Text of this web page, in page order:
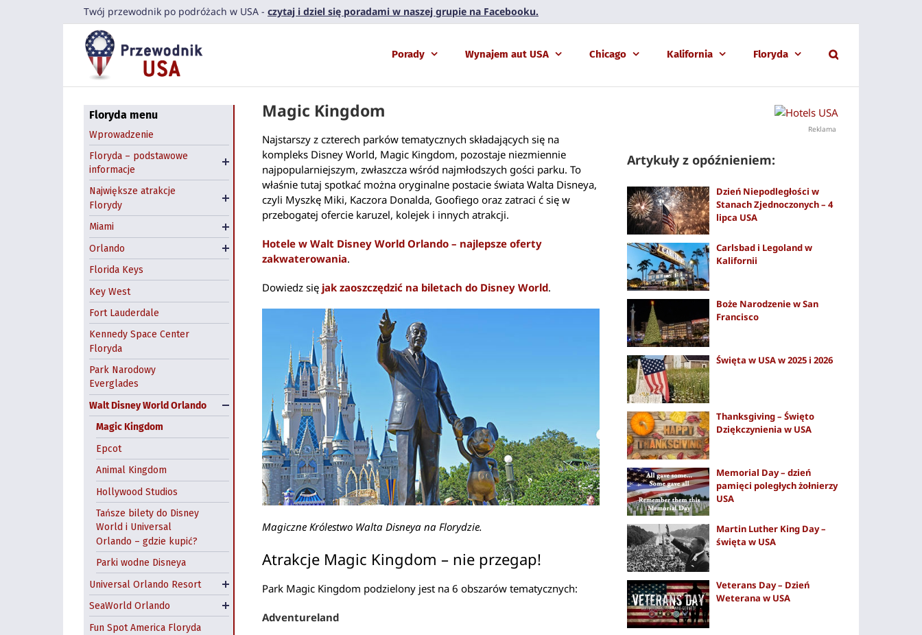
Twój przewodnik po podróżach w USA - czytaj i dziel się poradami w naszej grupie na Facebooku.
Porady Wynajem aut USA Chicago Kalifornia Floryda
Magic Kingdom
Najstarszy z czterech parków tematycznych składających się na
kompleks Disney World, Magic Kingdom, pozostaje niezmiennie
najpopularniejszym, zwłaszcza wśród najmłodszych gości parku. To
właśnie tutaj spotkać można oryginalne postacie świata Walta Disneya,
czyli Myszkę Miki, Kaczora Donalda, Goofiego oraz zatraci ć się w
przebogatej ofercie karuzel, kolejek i innych atrakcji.
Hotele w Walt Disney World Orlando – najlepsze oferty
zakwaterowania.
Dowiedz się jak zaoszczędzić na biletach do Disney World.
Magiczne Królestwo Walta Disneya na Florydzie.
Atrakcje Magic Kingdom – nie przegap!
Park Magic Kingdom podzielony jest na 6 obszarów tematycznych:
Adventureland
Floryda menu
Wprowadzenie
Floryda – podstawowe
informacje
Floryda - kiedy jechać?
Polonia na Florydzie
Największe atrakcje
Florydy
Florydy
Niecodzienne atrakcje
Florydy
Parki narodowe i
rezerwaty przyrody
Big Cat Rescue, Tampa
Miami
Downtown Miami
Little Havana, Miami
South Beach
Hotele w Miami
Orlando
Darmowe atrakcje
Orlando
Kissimmee
Florida Keys
Key West
Fort Lauderdale
Kennedy Space Center
Floryda
Park Narodowy
Everglades
Walt Disney World Orlando
Magic Kingdom
Epcot
Animal Kingdom
Hollywood Studios
Tańsze bilety do Disney
World i Universal
Orlando – gdzie kupić?
Parki wodne Disneya
Universal Orlando Resort
Universal Studios Florida
Islands of Adventure
Universal CitiWalk
Volcano Bay
SeaWorld Orlando
Aquatica Orlando
Discovery Cove
Fun Spot America Floryda
Reklama
Artykuły z opóźnieniem:
Dzień Niepodległości w
Stanach Zjednoczonych – 4
lipca USA
Carlsbad i Legoland w
Kalifornii
Boże Narodzenie w San
Francisco
Święta w USA w 2025 i 2026
Thanksgiving – Święto
Dziękczynienia w USA
Memorial Day – dzień
pamięci poległych żołnierzy
USA
Martin Luther King Day –
święta w USA
Veterans Day – Dzień
Weterana w USA